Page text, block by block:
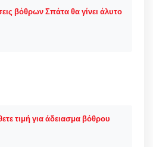
βόθρων Σπάτα θα γίνει άλυτο
τιμή για άδειασμα βόθρου